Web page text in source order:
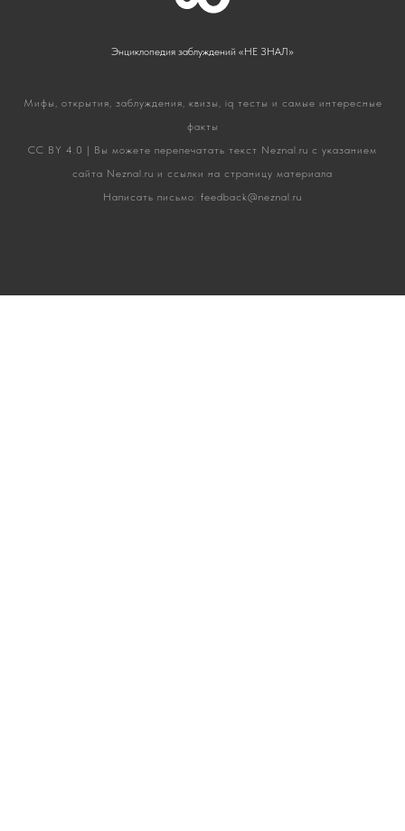
Энциклопедия заблуждений «НЕ ЗНАЛ»
Мифы, открытия, заблуждения, квизы, iq тесты и самые интересные
факты
CC BY 4.0 | Вы можете перепечатать текст Neznal.ru с указанием
сайта Neznal.ru и ссылки на страницу материала
Написать письмо: feedback@neznal.ru